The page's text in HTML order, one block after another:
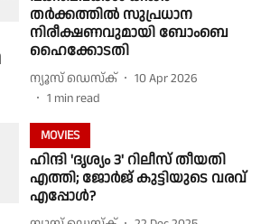
തർക്കത്തിൽ സുപ്രധാന
നിരീക്ഷണവുമായി ബോംബെ
ഹൈക്കോടതി
ന്യൂസ് ഡെസ്ക്
10 Apr 2026
1 min read
MOVIES
ഹിന്ദി 'ദൃശ്യം 3' റിലീസ് തീയതി
എത്തി; ജോർജ് കുട്ടിയുടെ വരവ്
എപ്പോൾ?